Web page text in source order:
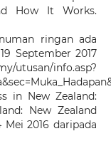
How It Works.
ringan ada
September 2017
utusan/info.asp?
in New Zealand:
New Zealand
2016 daripada